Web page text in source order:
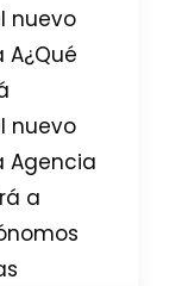
nuevo
nuevo
Agencia
a